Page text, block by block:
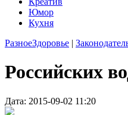
Юмор
Кухня
РазноеЗдоровье |
Российских
Дата: 2015-09-02 11:20